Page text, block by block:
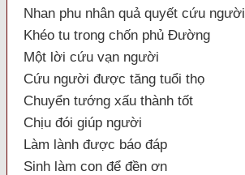
Nhan phu nhân quả quyết cứu người
Khéo tu trong chốn phủ Đường
Một lời cứu vạn người
Cứu người được tăng tuổi thọ
Chuyển tướng xấu thành tốt
Chịu đói giúp người
Làm lành được báo đáp
Sinh làm con để đền ơn